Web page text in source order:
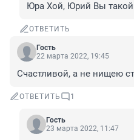
Юра Хой, Юрий Вы
ОТВЕТИТЬ
Гость
22 марта 2022, 19:45
Счастливой, а не нищею
ОТВЕТИТЬ 1
Гость
23 марта 2022, 11:47